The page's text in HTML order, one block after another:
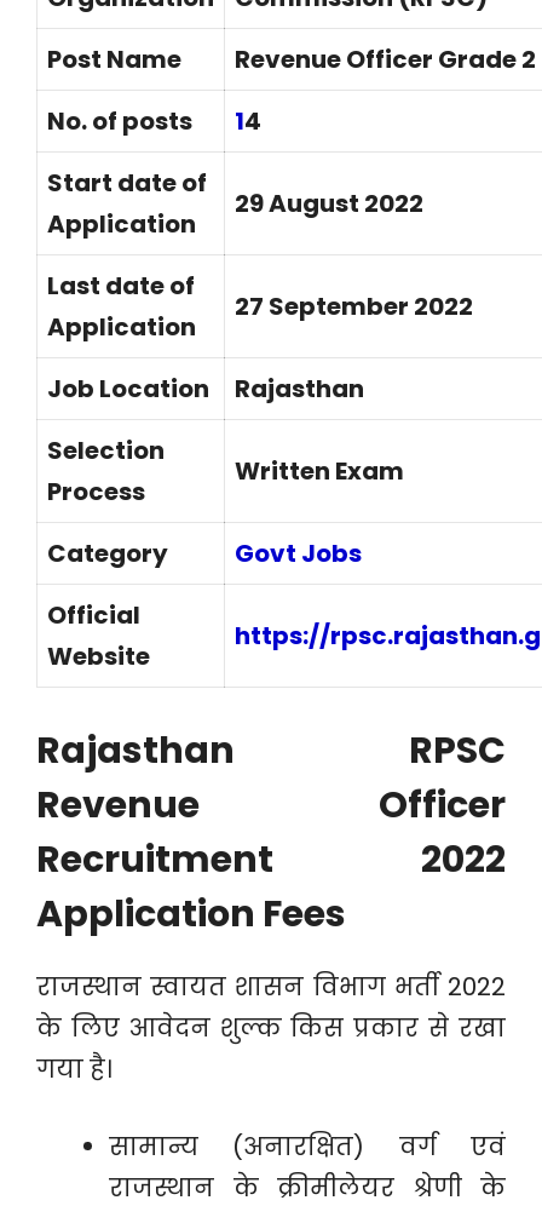
Post Name
Revenue Officer Grade 2
No. of posts
14
Start date of
Application
29 August 2022
Last date of
Application
27 September 2022
Job Location
Rajasthan
Selection
Process
Written Exam
Category
Govt Jobs
Official
Website
https://
Rajasthan RPSC
Revenue Officer
Recruitment 2022
Application Fees
राजस्थान स्वायत शासन विभाग भर्ती 2022
के लिए आवेदन शुल्क किस प्रकार से रखा
गया है।
सामान्य (अनारक्षित) वर्ग एवं
राजस्थान के क्रीमीलेयर श्रेणी के